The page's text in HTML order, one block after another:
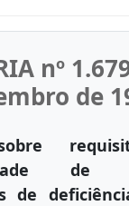
nº
de
de
de